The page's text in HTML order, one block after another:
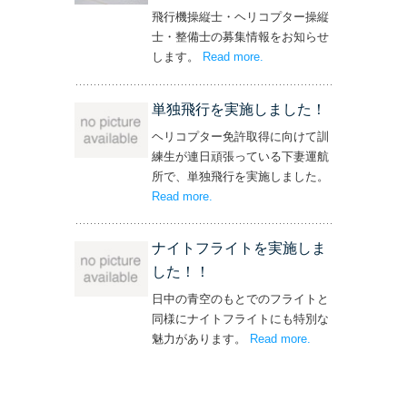
飛行機操縦士・ヘリコプター操縦
士・整備士の募集情報をお知らせ
します。
Read more– ‘飛行機・ヘリコプター
.
単独飛行を実施しました！
ヘリコプター免許取得に向けて訓
練生が連日頑張っている下妻運航
所で、単独飛行を実施しました。
Read more
ナイトフライトを実施しま
した！！
日中の青空のもとでのフライトと
同様にナイトフライトにも特別な
魅力があります。
Read more– ‘ナイトフライト
.